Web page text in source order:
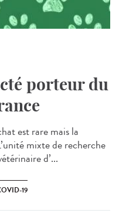
porteur du
est rare mais la
mixte de recherche
d’...
19